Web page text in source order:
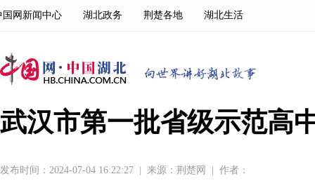
国网新闻中心 湖北政务 荆楚各地 湖北生活
武汉市第一批省级示范高
发布时间：2024-07-04 16:22:27 来源： 荆楚网 作者：